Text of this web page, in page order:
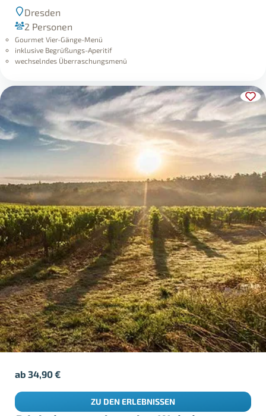
Dresden
2 Personen
Gourmet Vier-Gänge-Menü
inklusive Begrüßungs-Aperitif
wechselndes Überraschungsmenü
ab34,90€
ZU DEN ERLEBNISSEN